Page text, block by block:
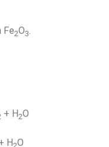
Fe2O3.
+ H­2O
H O